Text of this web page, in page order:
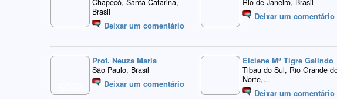
Rio de Janeiro, Brasil
Deixar um comentário
Chapecó, Santa Catarina,
Brasil
Deixar um comentário
Elciene Mª Tigre Galindo
Tibau do Sul, Rio Grande
Norte,…
Deixar um comentário
Prof. Neuza Maria
São Paulo, Brasil
Deixar um comentário